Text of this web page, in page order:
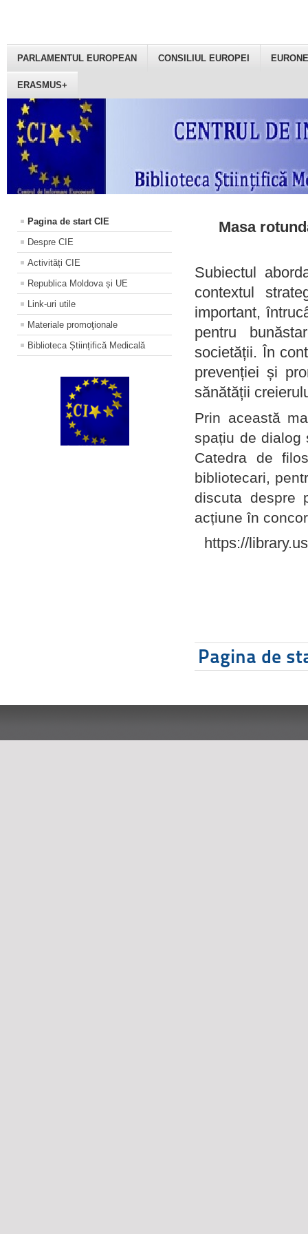
PARLAMENTUL EUROPEAN CONSILIUL EUROPEI
ERASMUS+
Pagina de start CIE
Despre CIE
Activități CIE
Republica Moldova și UE
Link-uri utile
Materiale promoţionale
Biblioteca Științifică Medicală
Masa
Subiectul
contextul
important,
pentru
societății. În
prevenției și
sănătății
Prin această
spațiu de dialog
Catedra de
bibliotecari,
discuta despre
acțiune în
https://
Pagina de